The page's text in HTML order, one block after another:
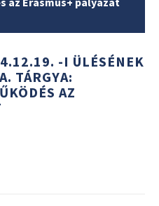
-I ÜLÉSÉNEK
TÁRGYA:
AZ